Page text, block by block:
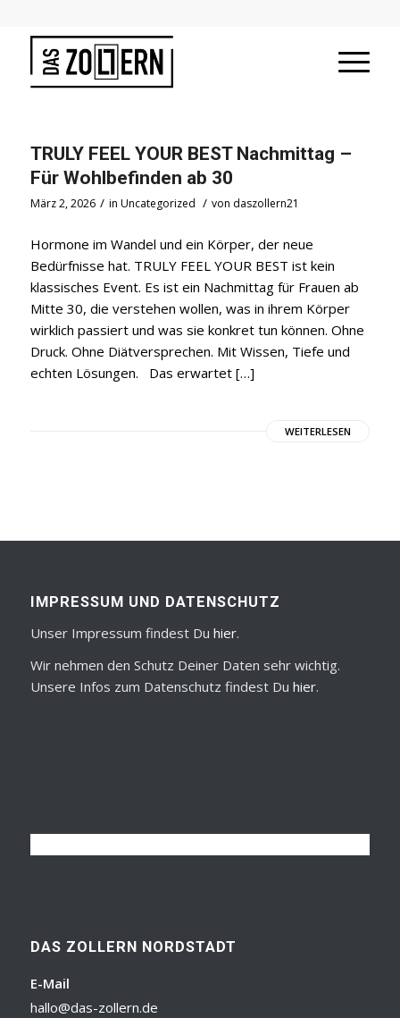
TRULY FEEL YOUR BEST Nachmittag –
Für Wohlbefinden ab 30
März 2, 2026 / in Uncategorized / von daszollern21
Hormone im Wandel und ein Körper, der neue
Bedürfnisse hat. TRULY FEEL YOUR BEST ist kein
klassisches Event. Es ist ein Nachmittag für Frauen ab
Mitte 30, die verstehen wollen, was in ihrem Körper
wirklich passiert und was sie konkret tun können. Ohne
Druck. Ohne Diätversprechen. Mit Wissen, Tiefe und
echten Lösungen. Das erwartet […]
WEITERLESEN
IMPRESSUM UND DATENSCHUTZ
Unser Impressum findest Du hier.
Wir nehmen den Schutz Deiner Daten sehr wichtig.
Unsere Infos zum Datenschutz findest Du hier.
DAS ZOLLERN NORDSTADT
E-Mail
hallo@das-zollern.de